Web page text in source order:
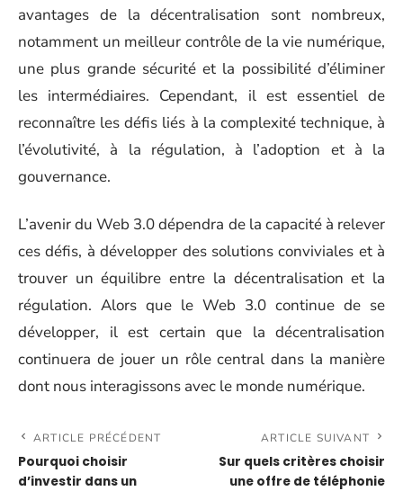
avantages de la décentralisation sont nombreux,
notamment un meilleur contrôle de la vie numérique,
une plus grande sécurité et la possibilité d’éliminer
les intermédiaires. Cependant, il est essentiel de
reconnaître les défis liés à la complexité technique, à
l’évolutivité, à la régulation, à l’adoption et à la
gouvernance.
L’avenir du Web 3.0 dépendra de la capacité à relever
ces défis, à développer des solutions conviviales et à
trouver un équilibre entre la décentralisation et la
régulation. Alors que le Web 3.0 continue de se
développer, il est certain que la décentralisation
continuera de jouer un rôle central dans la manière
dont nous interagissons avec le monde numérique.
ARTICLE PRÉCÉDENT
Pourquoi choisir
d’investir dans un
ARTICLE SUIVANT
Sur quels critères choisir
une offre de téléphonie